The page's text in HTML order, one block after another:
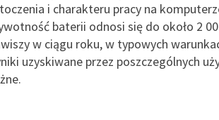
i charakteru pracy na
baterii odnosi się do około 2
w ciągu roku, w typowych
uzyskiwane przez poszczególnych